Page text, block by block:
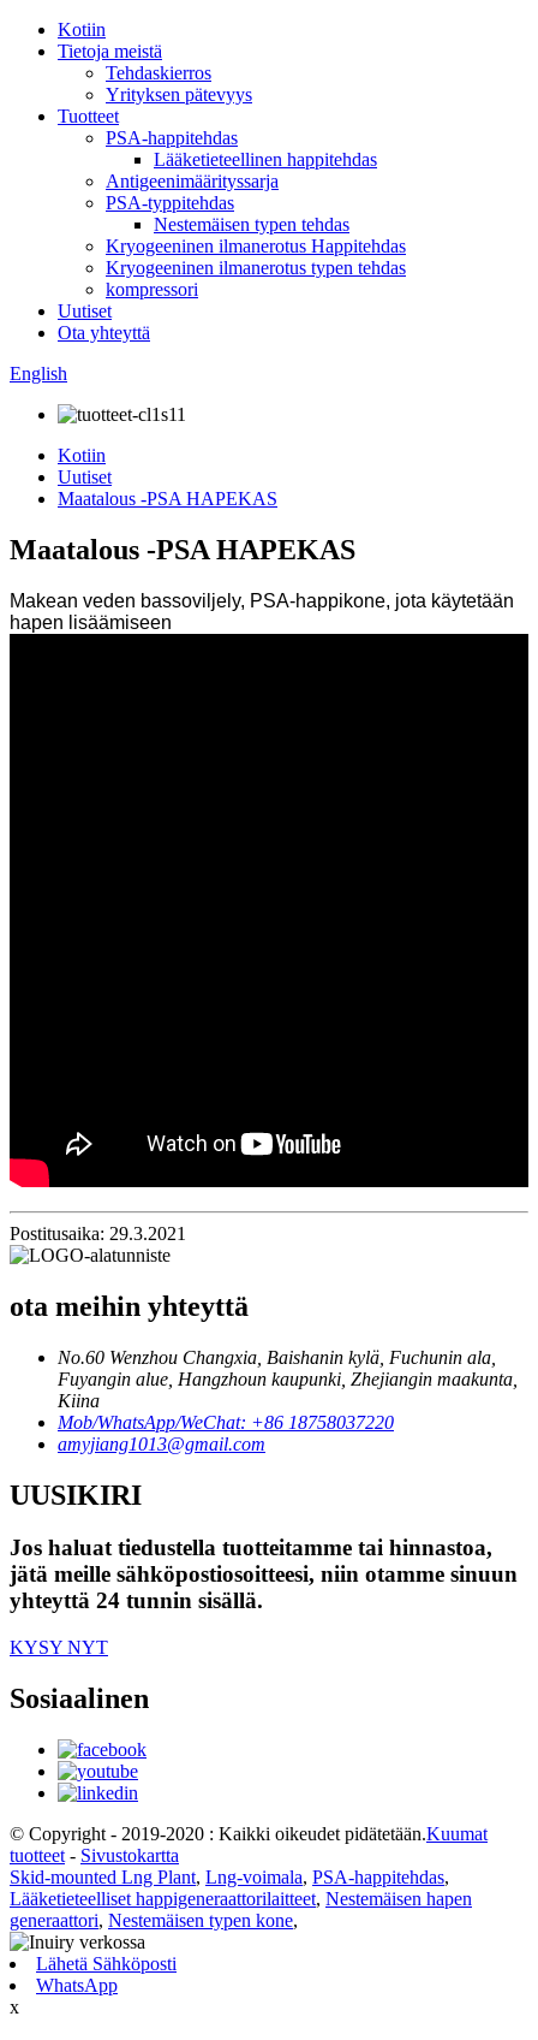
Kotiin
Tietoja meistä
Tehdaskierros
Yrityksen pätevyys
Tuotteet
PSA-happitehdas
Lääketieteellinen happitehdas
Antigeenimäärityssarja
PSA-typpitehdas
Nestemäisen typen tehdas
Kryogeeninen ilmanerotus Happitehdas
Kryogeeninen ilmanerotus typen tehdas
kompressori
Uutiset
Ota yhteyttä
English
Kotiin
Uutiset
Maatalous -PSA HAPEKAS
Maatalous -PSA HAPEKAS
Makean veden bassoviljely, PSA-happikone, jota käytetään
hapen lisäämiseen
Postitusaika: 29.3.2021
ota meihin yhteyttä
No.60 Wenzhou Changxia, Baishanin kylä, Fuchunin ala,
Fuyangin alue, Hangzhoun kaupunki, Zhejiangin maakunta,
Kiina
Mob/WhatsApp/WeChat: +86 18758037220
amyjiang1013@gmail.com
UUSIKIRI
Jos haluat tiedustella tuotteitamme tai hinnastoa,
jätä meille sähköpostiosoitteesi, niin otamme sinuun
yhteyttä 24 tunnin sisällä.
KYSY NYT
Sosiaalinen
© Copyright - 2019-2020 : Kaikki oikeudet pidätetään.Kuumat
tuotteet - Sivustokartta
Skid-mounted Lng Plant, Lng-voimala, PSA-happitehdas,
Lääketieteelliset happigeneraattorilaitteet, Nestemäisen hapen
generaattori, Nestemäisen typen kone,
Lähetä Sähköposti
WhatsApp
x